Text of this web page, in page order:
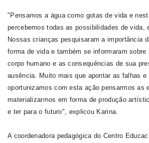
"Pensamos a água como gotas de vida e
percebemos todas as possibilidades de vida,
Nossas crianças pesquisaram a importância
forma de vida e também se informaram
corpo humano e as consequências de sua
ausência. Muito mais que apontar as falhas e
oportunizamos com esta ação pensarmos as
materializarmos em forma de produção
e ter para o futuro", explicou Karina.
A coordenadora pedagógica do Centro